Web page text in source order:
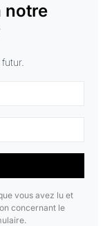
notre
vous avez lu et
concernant le